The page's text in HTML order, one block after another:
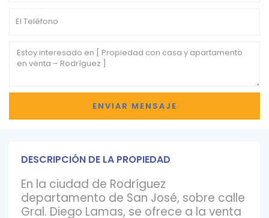
DESCRIPCIÓN DE LA PROPIEDAD
En la ciudad de Rodríguez
departamento de San José, sobre calle
Gral. Diego Lamas, se ofrece a la venta